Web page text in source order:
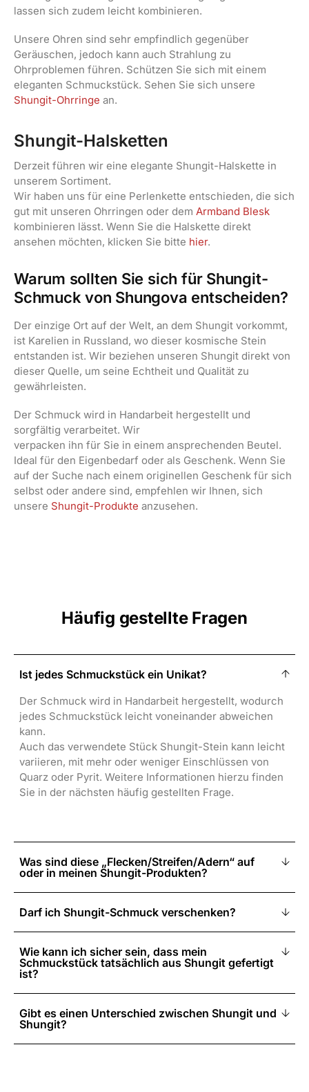
lassen sich zudem leicht kombinieren.
Unsere Ohren sind sehr empfindlich gegenüber
Geräuschen, jedoch kann auch Strahlung zu
Ohrproblemen führen. Schützen Sie sich mit einem
eleganten Schmuckstück. Sehen Sie sich unsere
Shungit-Ohrringe an.
Shungit-Halsketten
Derzeit führen wir eine elegante Shungit-Halskette in
unserem Sortiment.
Wir haben uns für eine Perlenkette entschieden, die sich
gut mit unseren Ohrringen oder dem Armband Blesk
kombinieren lässt. Wenn Sie die Halskette direkt
ansehen möchten, klicken Sie bitte hier.
Warum sollten Sie sich für Shungit-
Schmuck von Shungova entscheiden?
Der einzige Ort auf der Welt, an dem Shungit vorkommt,
ist Karelien in Russland, wo dieser kosmische Stein
entstanden ist. Wir beziehen unseren Shungit direkt von
dieser Quelle, um seine Echtheit und Qualität zu
gewährleisten.
Der Schmuck wird in Handarbeit hergestellt und
sorgfältig verarbeitet. Wir
verpacken ihn für Sie in einem ansprechenden Beutel.
Ideal für den Eigenbedarf oder als Geschenk. Wenn Sie
auf der Suche nach einem originellen Geschenk für sich
selbst oder andere sind, empfehlen wir Ihnen, sich
unsere Shungit-Produkte anzusehen.
Häufig gestellte Fragen
Ist jedes Schmuckstück ein Unikat?
Der Schmuck wird in Handarbeit hergestellt, wodurch
jedes Schmuckstück leicht voneinander abweichen
kann.
Auch das verwendete Stück Shungit-Stein kann leicht
variieren, mit mehr oder weniger Einschlüssen von
Quarz oder Pyrit. Weitere Informationen hierzu finden
Sie in der nächsten häufig gestellten Frage.
Was sind diese „Flecken/Streifen/Adern“ auf
oder in meinen Shungit-Produkten?
Darf ich Shungit-Schmuck verschenken?
Wie kann ich sicher sein, dass mein
Schmuckstück tatsächlich aus Shungit gefertigt
ist?
Gibt es einen Unterschied zwischen Shungit und
Shungit?